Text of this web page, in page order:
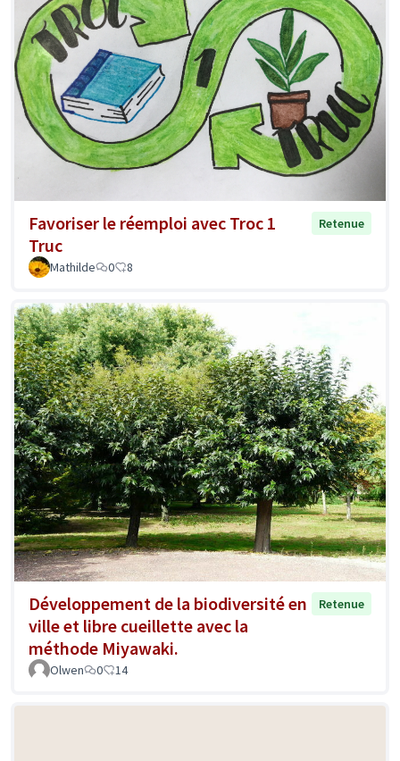
Favoriser le réemploi avec Troc 1
Truc
Retenue
Mathilde 0 8
Développement de la biodiversité en
ville et libre cueillette avec la
méthode Miyawaki.
Retenue
Olwen 0 14